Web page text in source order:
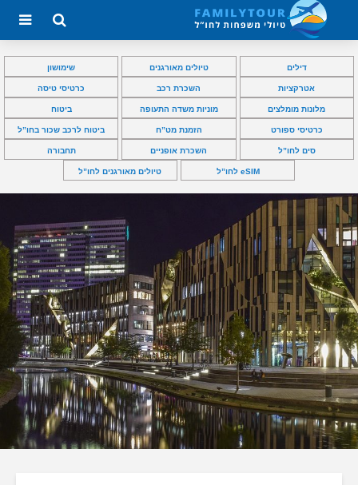
דילים טיולים מאורגנים שימושון
אטרקציות השכרת רכב כרטיסי טיסה
מלונות מומלצים מוניות משדה התעופה ביטוח
כרטיסי ספורט הזמנת מט”ח ביטוח לרכב שכור בחו”ל
סים לחו”ל השכרת אופניים תחבורה
eSIM לחו”ל טיולים מאורגנים לחו”ל